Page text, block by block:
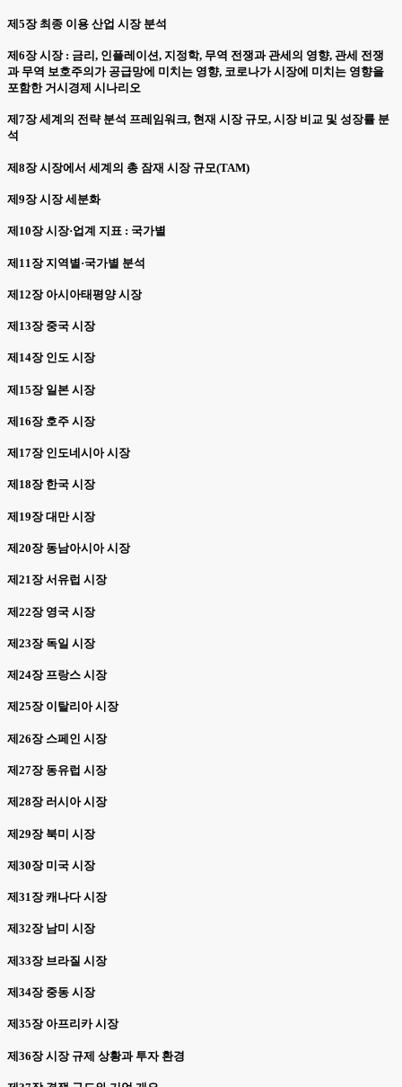
제5장 최종 이용 산업 시장 분석
제6장 시장 : 금리, 인플레이션, 지정학, 무역 전쟁과 관세의 영향, 관세 전쟁
과 무역 보호주의가 공급망에 미치는 영향, 코로나가 시장에 미치는 영향을
포함한 거시경제 시나리오
제7장 세계의 전략 분석 프레임워크, 현재 시장 규모, 시장 비교 및 성장률 분
석
제8장 시장에서 세계의 총 잠재 시장 규모(TAM)
제9장 시장 세분화
제10장 시장·업계 지표 : 국가별
제11장 지역별·국가별 분석
제12장 아시아태평양 시장
제13장 중국 시장
제14장 인도 시장
제15장 일본 시장
제16장 호주 시장
제17장 인도네시아 시장
제18장 한국 시장
제19장 대만 시장
제20장 동남아시아 시장
제21장 서유럽 시장
제22장 영국 시장
제23장 독일 시장
제24장 프랑스 시장
제25장 이탈리아 시장
제26장 스페인 시장
제27장 동유럽 시장
제28장 러시아 시장
제29장 북미 시장
제30장 미국 시장
제31장 캐나다 시장
제32장 남미 시장
제33장 브라질 시장
제34장 중동 시장
제35장 아프리카 시장
제36장 시장 규제 상황과 투자 환경